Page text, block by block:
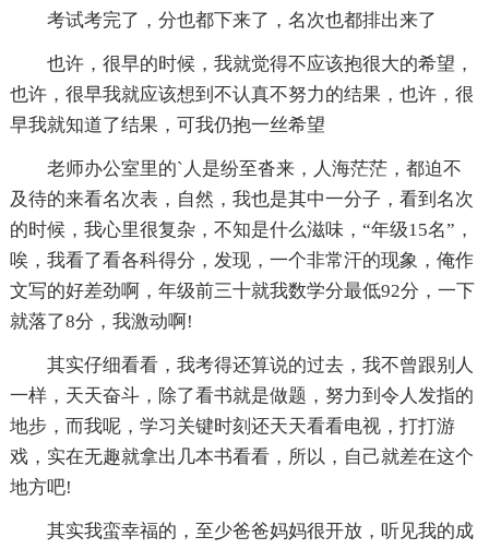
考试考完了，分也都下来了，名次也都排出来了
也许，很早的时候，我就觉得不应该抱很大的希望，
也许，很早我就应该想到不认真不努力的结果，也许，很
早我就知道了结果，可我仍抱一丝希望
老师办公室里的`人是纷至沓来，人海茫茫，都迫不
及待的来看名次表，自然，我也是其中一分子，看到名次
的时候，我心里很复杂，不知是什么滋味，“年级15名”，
唉，我看了看各科得分，发现，一个非常汗的现象，俺作
文写的好差劲啊，年级前三十就我数学分最低92分，一下
就落了8分，我激动啊!
其实仔细看看，我考得还算说的过去，我不曾跟别人
一样，天天奋斗，除了看书就是做题，努力到令人发指的
地步，而我呢，学习关键时刻还天天看看电视，打打游
戏，实在无趣就拿出几本书看看，所以，自己就差在这个
地方吧!
其实我蛮幸福的，至少爸爸妈妈很开放，听见我的成